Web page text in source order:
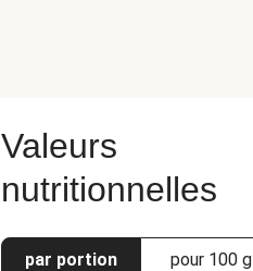
Valeurs
nutritionnelles
par portion pour 100 g